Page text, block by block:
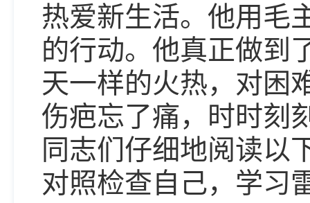
热爱新生活。他用毛
的行动。他真正做到
天一样的火热，对困
伤疤忘了痛，时时刻
同志们仔细地阅读以
对照检查自己，学习